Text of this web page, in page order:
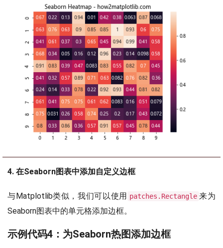
4. 在Seaborn图表中添加自定义边框
与Matplotlib类似，我们可以使用 patches.Rectangle 来为
Seaborn图表中的单元格添加边框。
示例代码4：为Seaborn热图添加边框